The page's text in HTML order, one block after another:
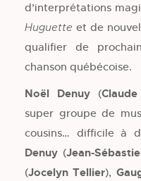
d’interprétations
Huguette et de
qualifier de
chanson québécoise.
Noël Denuy (
super groupe de
cousins… difficile à
Denuy (Jean-
(Jocelyn Tellier),